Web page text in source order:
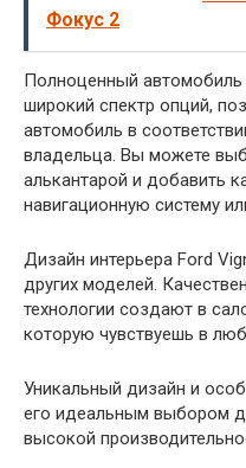
Фокус 2
Полноценный автомобиль
широкий спектр опций,
автомобиль в
владельца. Вы можете
алькантарой и добавить
навигационную систему
Дизайн интерьера Ford
других моделей.
технологии создают в
которую чувствуешь в
Уникальный дизайн и
его идеальным выбором
высокой